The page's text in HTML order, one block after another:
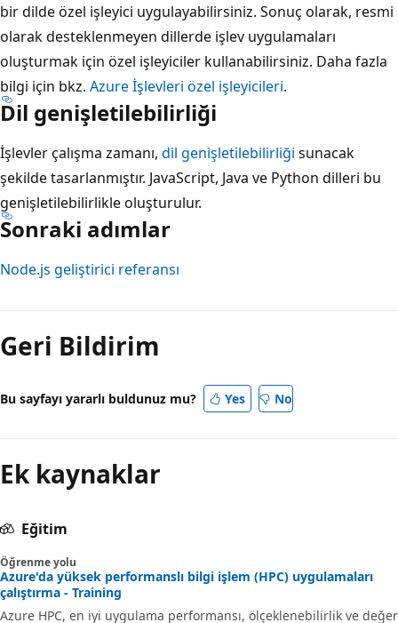
bir dilde özel işleyici uygulayabilirsiniz. Sonuç olarak, resmi
olarak desteklenmeyen dillerde işlev uygulamaları
oluşturmak için özel işleyiciler kullanabilirsiniz. Daha fazla
bilgi için bkz. Azure İşlevleri özel işleyicileri.
Dil genişletilebilirliği
İşlevler çalışma zamanı, dil genişletilebilirliği sunacak
şekilde tasarlanmıştır. JavaScript, Java ve Python dilleri bu
genişletilebilirlikle oluşturulur.
Sonraki adımlar
Node.js geliştirici referansı
Geri Bildirim
Bu sayfayı yararlı buldunuz mu? Yes No
Ek kaynaklar
Eğitim
Öğrenme yolu
Azure'da yüksek performanslı bilgi işlem (HPC) uygulamaları
çalıştırma - Training
Azure HPC, en iyi uygulama performansı, ölçeklenebilirlik ve değer